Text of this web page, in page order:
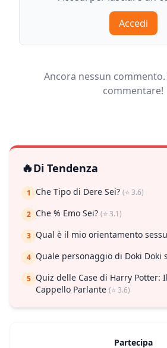
Accedi
Ancora nessun
commentare!
🔥Di Tendenza
1 Che Tipo di Dere Sei? (⭐ 3.6)
2 Che % Emo Sei? (⭐ 3.1)
3 Qual è il mio orientamento
4 Quale personaggio di Doki Doki
5 Quiz delle Case di Harry Potter:
Cappello Parlante (⭐ 3.6)
Partecipa